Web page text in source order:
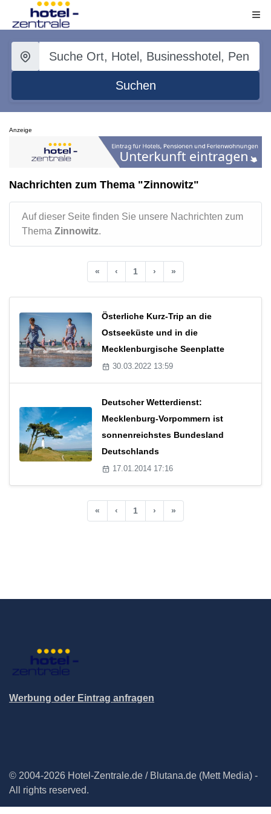
Suchen
Anzeige
Nachrichten zum Thema "Zinnowitz"
Auf dieser Seite finden Sie unsere Nachrichten zum
Thema Zinnowitz.
« ‹ 1 › »
Österliche Kurz-Trip an die
Ostseeküste und in die
Mecklenburgische Seenplatte
30.03.2022 13:59
Deutscher Wetterdienst:
Mecklenburg-Vorpommern ist
sonnenreichstes Bundesland
Deutschlands
17.01.2014 17:16
« ‹ 1 › »
Werbung oder Eintrag anfragen
© 2004-2026 Hotel-Zentrale.de / Blutana.de (Mett Media) -
All rights reserved.